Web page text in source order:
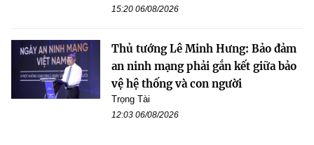
15:20 06/08/2026
Thủ tướng Lê Minh Hưng: Bảo đảm
an ninh mạng phải gắn kết giữa bảo
vệ hệ thống và con người
Trọng Tài
12:03 06/08/2026